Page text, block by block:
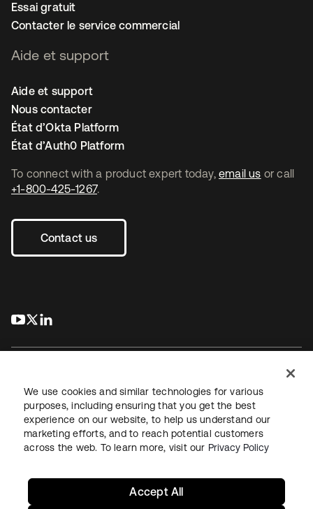
To connect with a product expert today, email us or call
+1-800-425-1267.
Contact us
s’ouvre dans un nouvel onglet
s’ouvre dans un nouvel onglet
Essai gratuit
Contacter le service commercial
Aide et support
Aide et support
Nous contacter
État d’Okta Platform
État d’Auth0 Platform
JuridiquePolitique de confidentialité
Conditions d’utilisation du siteSécuritéPlan du site
Paramètres des cookies
We use cookies and similar technologies for various
purposes, including ensuring that you get the best
experience on our website, to help us understand our
marketing efforts, and to reach potential customers
across the web. To learn more, visit our Privacy Policy
Accept All